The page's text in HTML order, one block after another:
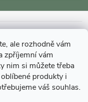
ale rozhodně vám
zpříjemní vám
nim si můžete třeba
produkty i
váš souhlas.